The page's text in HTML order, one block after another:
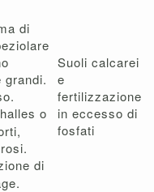
di
grandi.
o
di
Suoli calcarei
e
fertilizzazione
in eccesso di
fosfati